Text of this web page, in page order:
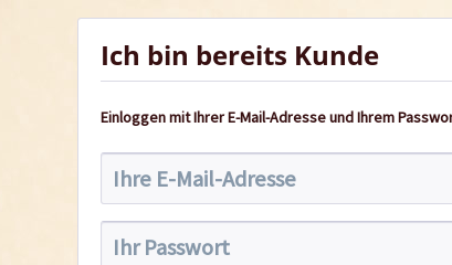
Ich bin bereits Kunde
Einloggen mit Ihrer E-Mail-Adresse und Ihrem